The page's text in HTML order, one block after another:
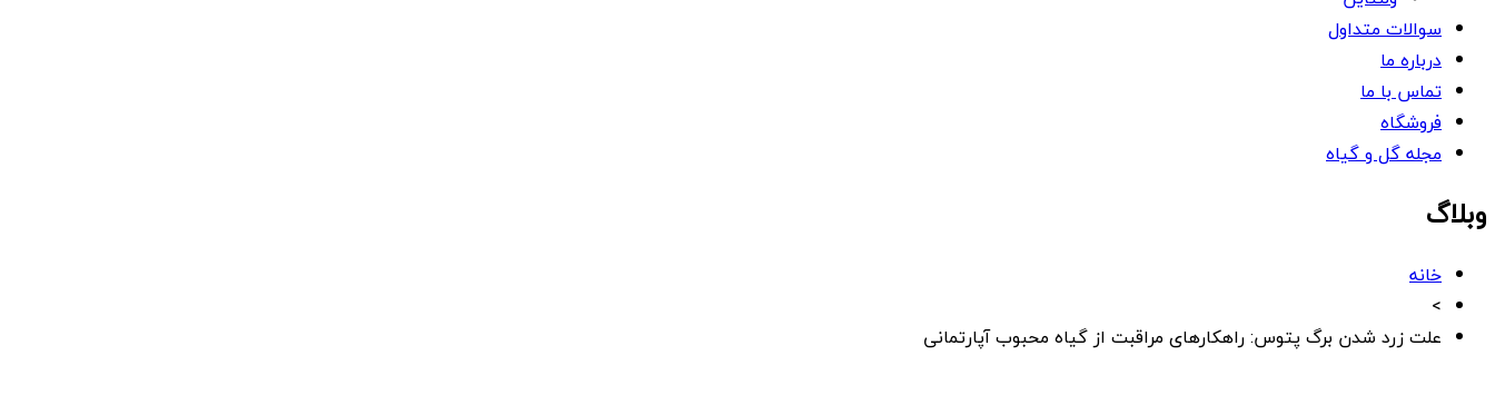
سوالات متداول
درباره ما
تماس با ما
فروشگاه
مجله گل و گیاه
وبلاگ
خانه
>
علت زرد شدن برگ پتوس: راهکارهای مراقبت از گیاه محبوب آپارتمانی